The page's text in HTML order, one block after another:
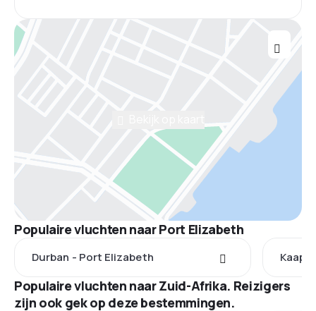
Populaire vluchten naar Port Elizabeth
Durban - Port Elizabeth
Populaire vluchten naar Zuid-Afrika. Reizigers
zijn ook gek op deze bestemmingen.